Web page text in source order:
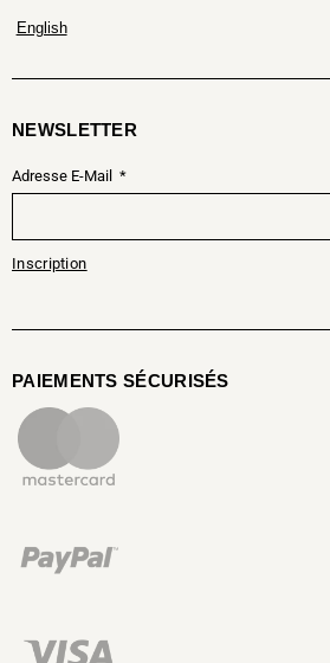
English
NEWSLETTER
Adresse E-Mail
Inscription
PAIEMENTS SÉCURISÉS